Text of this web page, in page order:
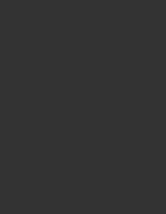
KATSIA ドレス